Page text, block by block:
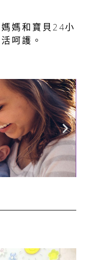
媽和寶貝24小
呵護。
媽